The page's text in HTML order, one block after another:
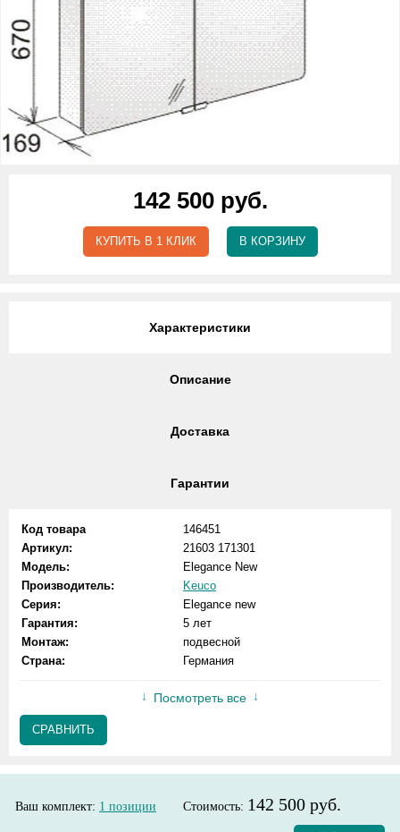
142 500 руб.
КУПИТЬ В 1 КЛИК В КОРЗИНУ
Характеристики
Описание
Доставка
Гарантии
Код товара
146451
Артикул:
21603 171301
Модель:
Elegance New
Производитель:
Keuco
Серия:
Elegance new
Гарантия:
5 лет
Монтаж:
подвесной
Страна:
Германия
Посмотреть все
СРАВНИТЬ
Ваш комплект: 1 позиции Стоимость: 142 500 руб.